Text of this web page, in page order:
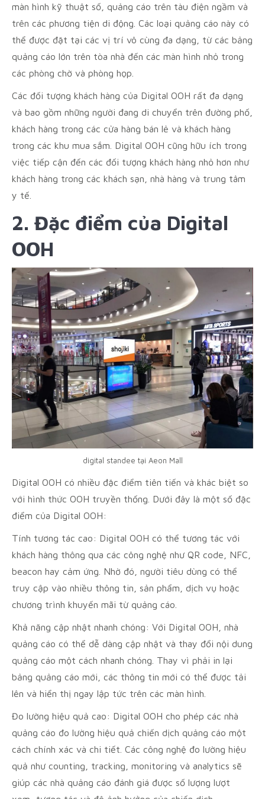
màn hình kỹ thuật số, quảng cáo trên tàu điện ngầm và
trên các phương tiện di động. Các loại quảng cáo này có
thể được đặt tại các vị trí vô cùng đa dạng, từ các bảng
quảng cáo lớn trên tòa nhà đến các màn hình nhỏ trong
các phòng chờ và phòng họp.
Các đối tượng khách hàng của Digital OOH rất đa dạng
và bao gồm những người đang di chuyển trên đường phố,
khách hàng trong các cửa hàng bán lẻ và khách hàng
trong các khu mua sắm. Digital OOH cũng hữu ích trong
việc tiếp cận đến các đối tượng khách hàng nhỏ hơn như
khách hàng trong các khách sạn, nhà hàng và trung tâm
y tế.
2. Đặc điểm của Digital
OOH
digital standee tại Aeon Mall
Digital OOH có nhiều đặc điểm tiên tiến và khác biệt so
với hình thức OOH truyền thống. Dưới đây là một số đặc
điểm của Digital OOH:
Tính tương tác cao: Digital OOH có thể tương tác với
khách hàng thông qua các công nghệ như QR code, NFC,
beacon hay cảm ứng. Nhờ đó, người tiêu dùng có thể
truy cập vào nhiều thông tin, sản phẩm, dịch vụ hoặc
chương trình khuyến mãi từ quảng cáo.
Khả năng cập nhật nhanh chóng: Với Digital OOH, nhà
quảng cáo có thể dễ dàng cập nhật và thay đổi nội dung
quảng cáo một cách nhanh chóng. Thay vì phải in lại
bảng quảng cáo mới, các thông tin mới có thể được tải
lên và hiển thị ngay lập tức trên các màn hình.
Đo lường hiệu quả cao: Digital OOH cho phép các nhà
quảng cáo đo lường hiệu quả chiến dịch quảng cáo một
cách chính xác và chi tiết. Các công nghệ đo lường hiệu
quả như counting, tracking, monitoring và analytics sẽ
giúp các nhà quảng cáo đánh giá được số lượng lượt